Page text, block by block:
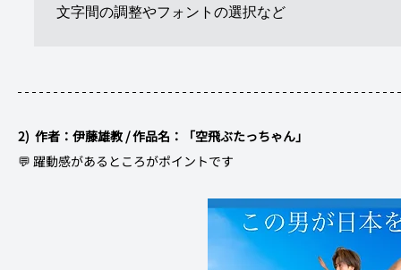
文字間の調整やフォントの選択など
💬 躍動感があるところがポイントです